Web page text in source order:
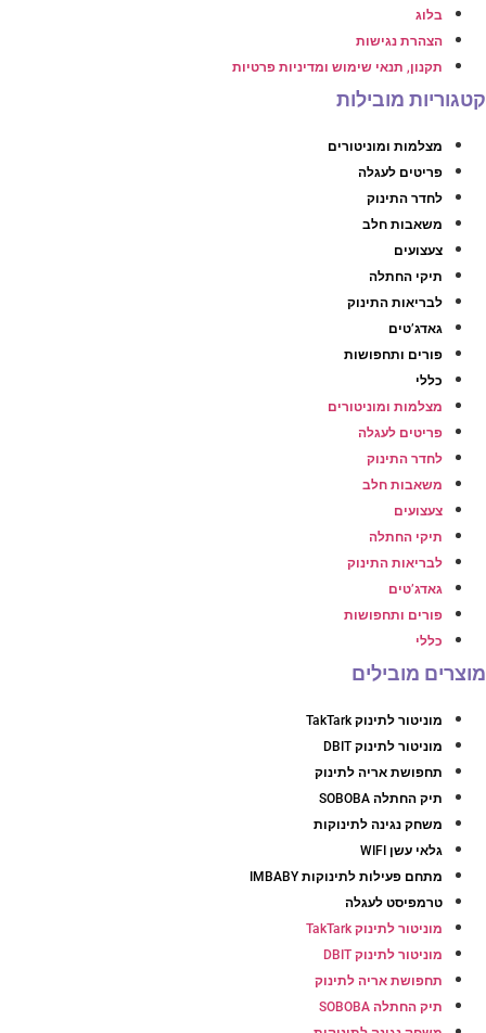
בלוג
הצהרת נגישות
תקנון, תנאי שימוש ומדיניות פרטיות
קטגוריות מובילות
מצלמות ומוניטורים
פריטים לעגלה
לחדר התינוק
משאבות חלב
צעצועים
תיקי החתלה
לבריאות התינוק
גאדג’טים
פורים ותחפושות
כללי
מצלמות ומוניטורים
פריטים לעגלה
לחדר התינוק
משאבות חלב
צעצועים
תיקי החתלה
לבריאות התינוק
גאדג’טים
פורים ותחפושות
כללי
מוצרים מובילים
מוניטור לתינוק TakTark
מוניטור לתינוק DBIT
תחפושת אריה לתינוק
תיק החתלה SOBOBA
משחק נגינה לתינוקות
גלאי עשן WIFI
מתחם פעילות לתינוקות IMBABY
טרמפיסט לעגלה
מוניטור לתינוק TakTark
מוניטור לתינוק DBIT
תחפושת אריה לתינוק
תיק החתלה SOBOBA